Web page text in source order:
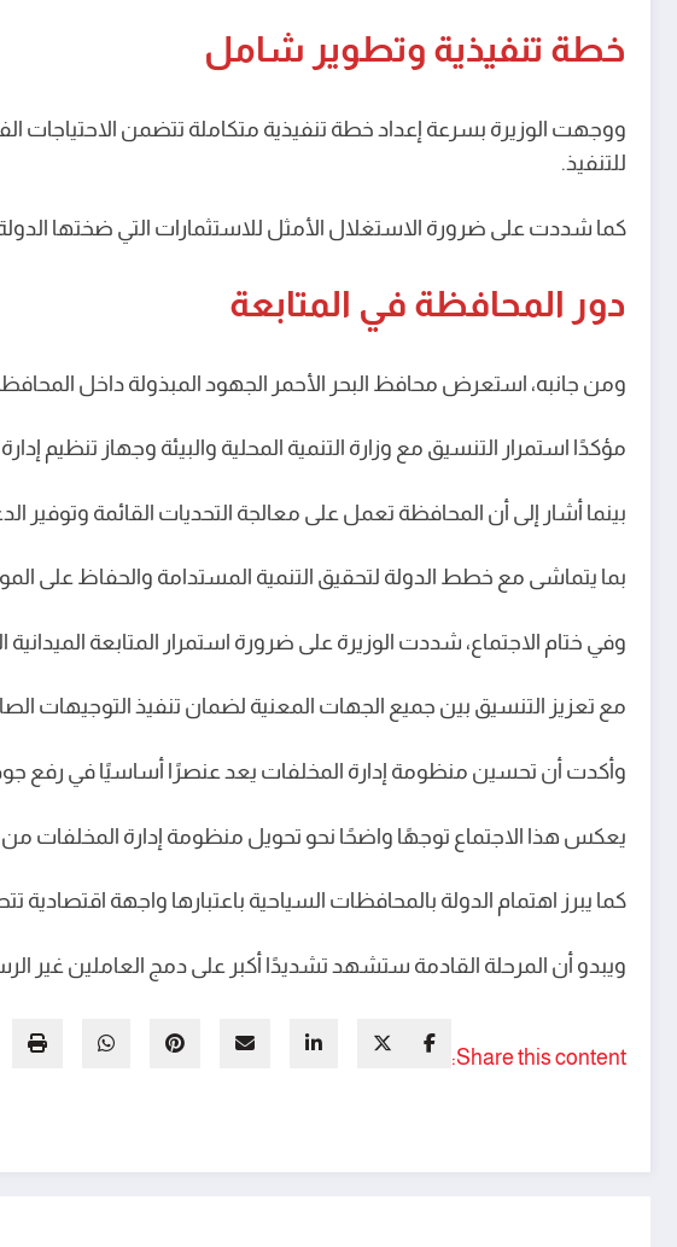
خطة تنفيذية وتطوير شامل
ووجهت الوزيرة بسرعة إعداد خطة تنفيذية متكاملة تتضمن الاحتياجات
للتنفيذ.
كما شددت على ضرورة الاستغلال الأمثل للاستثمارات التي ضختها
دور المحافظة في المتابعة
ومن جانبه، استعرض محافظ البحر الأحمر الجهود المبذولة داخل
مؤكدًا استمرار التنسيق مع وزارة التنمية المحلية والبيئة وجهاز تنظيم
بينما أشار إلى أن المحافظة تعمل على معالجة التحديات القائمة وتوفير
بما يتماشى مع خطط الدولة لتحقيق التنمية المستدامة والحفاظ على
وفي ختام الاجتماع، شددت الوزيرة على ضرورة استمرار المتابعة
مع تعزيز التنسيق بين جميع الجهات المعنية لضمان تنفيذ التوجيهات
وأكدت أن تحسين منظومة إدارة المخلفات يعد عنصرًا أساسيًا في رفع
يعكس هذا الاجتماع توجهًا واضحًا نحو تحويل منظومة إدارة المخلفات من
كما يبرز اهتمام الدولة بالمحافظات السياحية باعتبارها واجهة اقتصادية
ويبدو أن المرحلة القادمة ستشهد تشديدًا أكبر على دمج العاملين غير
Share this content: